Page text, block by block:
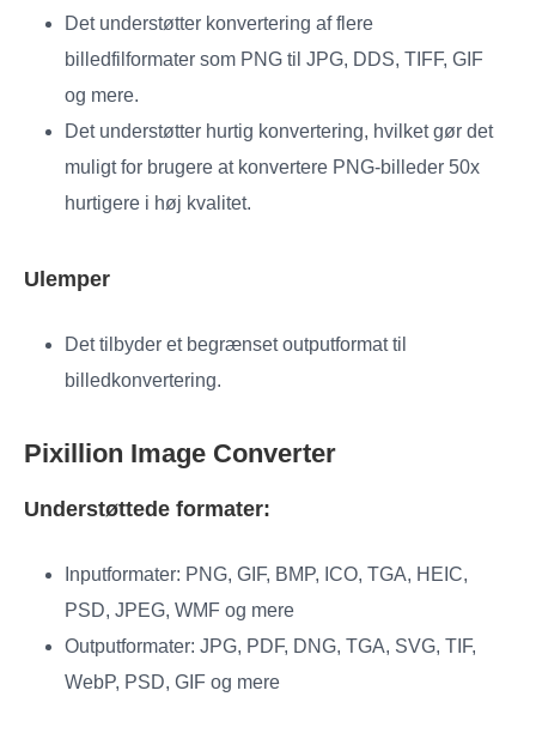
Det understøtter konvertering af flere
billedfilformater som PNG til JPG, DDS, TIFF, GIF
og mere.
Det understøtter hurtig konvertering, hvilket gør det
muligt for brugere at konvertere PNG-billeder 50x
hurtigere i høj kvalitet.
Ulemper
Det tilbyder et begrænset outputformat til
billedkonvertering.
Pixillion Image Converter
Understøttede formater:
Inputformater: PNG, GIF, BMP, ICO, TGA, HEIC,
PSD, JPEG, WMF og mere
Outputformater: JPG, PDF, DNG, TGA, SVG, TIF,
WebP, PSD, GIF og mere